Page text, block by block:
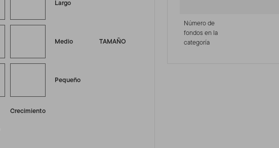
Largo
TAMAÑO
Medio
Pequeño
Crecimiento
Número de
fondos en la
categoría